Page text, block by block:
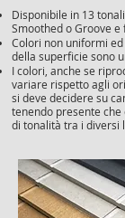
Disponibile in 13
Smoothed o Groove
Colori non uniformi
della superficie sono
I colori, anche se
variare rispetto agli
si deve decidere su
tenendo presente
di tonalità tra i diversi